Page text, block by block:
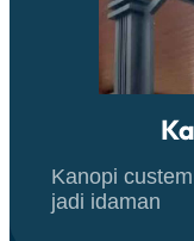
Kanopi
jadi idaman